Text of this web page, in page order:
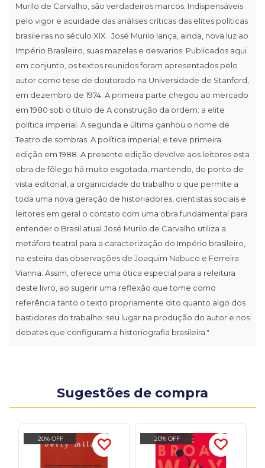
Murilo de Carvalho, são verdadeiros marcos. Indispensáveis
pelo vigor e acuidade das análises críticas das elites políticas
brasileiras no século XIX. José Murilo lança, ainda, nova luz ao
Império Brasileiro, suas mazelas e desvarios. Publicados aqui
em conjunto, os textos reunidos foram apresentados pelo
autor como tese de doutorado na Universidade de Stanford,
em dezembro de 1974. A primeira parte chegou ao mercado
em 1980 sob o título de A construção da ordem: a elite
política imperial. A segunda e última ganhou o nome de
Teatro de sombras. A política imperial, e teve primeira
edição em 1988. A presente edição devolve aos leitores esta
obra de fôlego há muito esgotada, mantendo, do ponto de
vista editorial, a organicidade do trabalho o que permite a
toda uma nova geração de historiadores, cientistas sociais e
leitores em geral o contato com uma obra fundamental para
entender o Brasil atual.José Murilo de Carvalho utiliza a
metáfora teatral para a caracterização do Império brasileiro,
na esteira das observações de Joaquim Nabuco e Ferreira
Vianna. Assim, oferece uma ótica especial para a releitura
deste livro, ao sugerir uma reflexão que tome como
referência tanto o texto propriamente dito quanto algo dos
bastidores do trabalho: seu lugar na produção do autor e nos
debates que configuram a historiografia brasileira."
Sugestões de compra
20% OFF 20% OFF